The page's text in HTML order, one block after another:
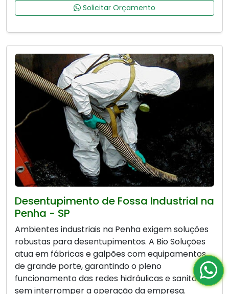
Solicitar Orçamento
Desentupimento de Fossa Industrial na
Penha - SP
Ambientes industriais na Penha exigem soluções
robustas para desentupimentos. A Bio Soluções
atua em fábricas e galpões com equipamentos
de grande porte, garantindo o pleno
funcionamento das redes hidráulicas e sanitárias
sem interromper a operação da empresa.